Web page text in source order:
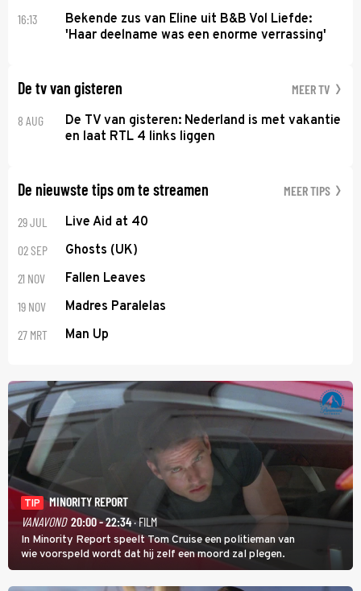
16:13
Bekende zus van Eline uit B&B Vol Liefde:
'Haar deelname was een enorme verrassing'
De tv van gisteren MEER TV
8 AUG
De TV van gisteren: Nederland is met vakantie
en laat RTL 4 links liggen
De nieuwste tips om te streamen MEER TIPS
29 JUL Live Aid at 40
02 SEP Ghosts (UK)
21 NOV Fallen Leaves
19 NOV Madres Paralelas
27 MRT Man Up
TIP
MINORITY REPORT
VANAVOND 20:00 - 22:34· FILM
In Minority Report speelt Tom Cruise een politieman van
wie voorspeld wordt dat hij zelf een moord zal plegen.